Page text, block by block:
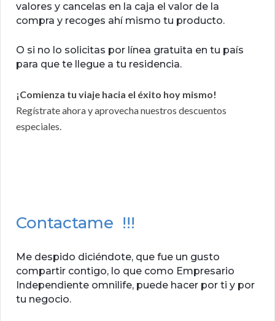
valores y cancelas en la caja el valor de la
compra y recoges ahí mismo tu producto.
O si no lo solicitas por línea gratuita en tu país
para que te llegue a tu residencia.
¡Comienza tu viaje hacia el éxito hoy mismo!
Regístrate ahora y aprovecha nuestros descuentos
especiales.
Contactame !!!
Me despido diciéndote, que fue un gusto
compartir contigo, lo que como Empresario
Independiente omnilife, puede hacer por ti y por
tu negocio.